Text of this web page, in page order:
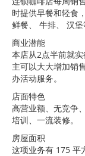
时提供早餐和轻食
鲜餐、 牛排、 汉
商业潜能
本店从2点半前就
主可以大大增加销
办活动服务。
店面特色
高营业额、无竞争
培训、一流装修。
房屋面积
这项业务有 175 平